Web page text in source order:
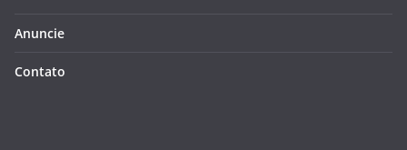
Anuncie
Contato